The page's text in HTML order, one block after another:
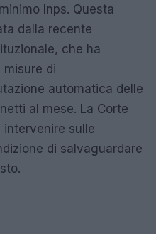
Inps. Questa
dalla recente
che ha
di
automatica delle
al mese. La Corte
sulle
di salvaguardare